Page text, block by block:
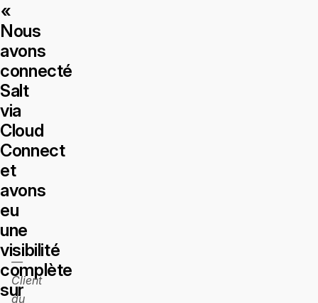
«
Nous
avons
connecté
Salt
via
Cloud
Connect
et
avons
eu
une
visibilité
complète
sur
—
Client
du